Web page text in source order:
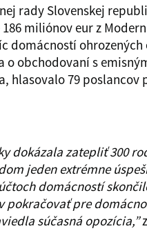
rady Slovenskej
miliónov eur z
domácností ohrozených
o obchodovaní s
hlasovalo 79 poslancov
dokázala zatepliť 300
jeden extrémne
domácností
pokračovať pre
súčasná opozícia,”